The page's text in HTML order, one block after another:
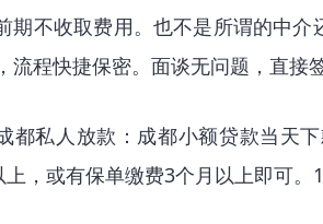
期不收取费用。也不是所谓的中
流程快捷保密。面谈无问题，直接
都私人放款：成都小额贷款当天
上，或有保单缴费3个月以上即可。